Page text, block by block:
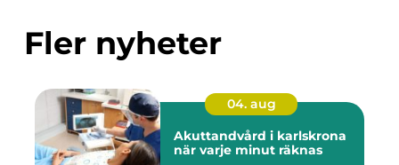
Fler nyheter
04. aug
Akuttandvård i karlskrona
när varje minut räknas